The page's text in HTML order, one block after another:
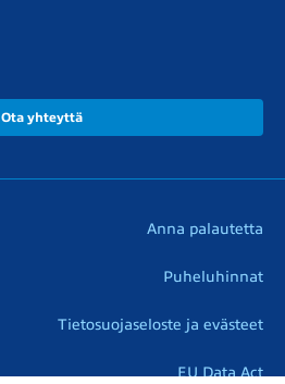
Ota yhteyttä
Anna palautetta
Puheluhinnat
Tietosuojaseloste ja evästeet
EU Data Act